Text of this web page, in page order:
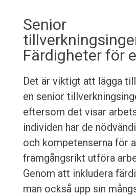
Senior
Färdigheter för
Det är viktigt att lägga
en senior
eftersom det visar
individen har de
och kompetenserna för
framgångsrikt utföra
Genom att inkludera
man också upp sin